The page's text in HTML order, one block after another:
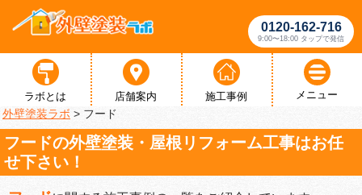
0120-162-716
9:00〜18:00 タップで発信
ラボとは 店舗案内 施工事例 メニュー
外壁塗装ラボ > フード
フードの外壁塗装・屋根リフォーム工事はお任
せ下さい！